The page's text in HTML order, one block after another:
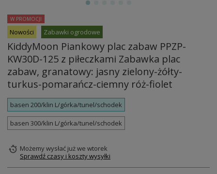
Nowości Zabawki ogrodowe
KiddyMoon Piankowy plac zabaw PPZP-
KW30D-125 z piłeczkami Zabawka plac
zabaw, granatowy: jasny zielony-żółty-
turkus-pomarańcz-ciemny róż-fiolet
W PROMOCJI
basen 200/klin L/górka/tunel/schodek
basen 300/klin L/górka/tunel/schodek
Możemy wysłać jużwe wtorek
Sprawdź czasy i koszty wysyłki